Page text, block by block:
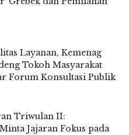
Layanan, Kemenag
Tokoh Masyarakat
Forum Konsultasi Publik
Triwulan II:
Jajaran Fokus pada